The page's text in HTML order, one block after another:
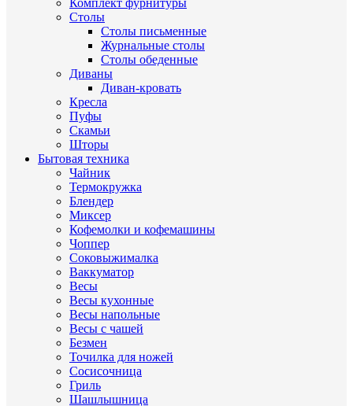
Столы
Столы письменные
Журнальные cтолы
Столы обеденные
Диваны
Диван-кровать
Кресла
Пуфы
Скамьи
Шторы
Бытовая техника
Чайник
Термокружка
Блендер
Миксер
Кофемолки и кофемашины
Чоппер
Соковыжималка
Ваккуматор
Весы
Весы кухонные
Весы напольные
Весы с чашей
Безмен
Точилка для ножей
Сосисочница
Гриль
Шашлышница